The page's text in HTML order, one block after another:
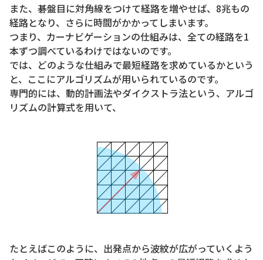
また、碁盤目に対角線をつけて経路を増やせば、8兆もの
経路となり、さらに時間がかかってしまいます。
つまり、カーナビゲーションの仕組みは、全ての経路を1
本ずつ調べているわけではないのです。
では、どのような仕組みで最短経路を求めているかという
と、ここにアルゴリズムが用いられているのです。
専門的には、動的計画法やダイクストラ法という、アルゴ
リズムの計算式を用いて、
たとえばこのように、出発点から波紋が広がっていくよう